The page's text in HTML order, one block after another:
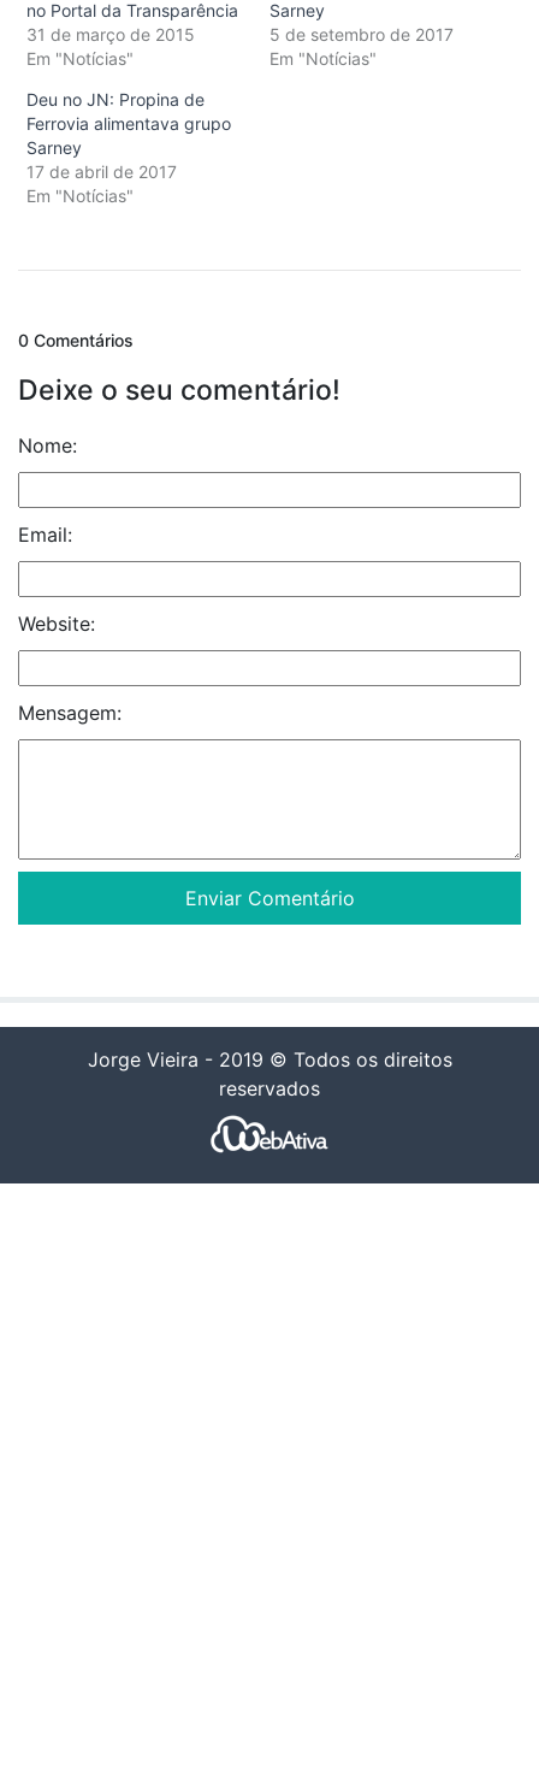
no Portal da Transparência
31 de março de 2015
Em "Notícias"
Sarney
5 de setembro de 2017
Em "Notícias"
Deu no JN: Propina de
Ferrovia alimentava grupo
Sarney
17 de abril de 2017
Em "Notícias"
0 Comentários
Deixe o seu comentário!
Nome:
Email:
Website:
Mensagem:
Jorge Vieira - 2019 © Todos os direitos
reservados